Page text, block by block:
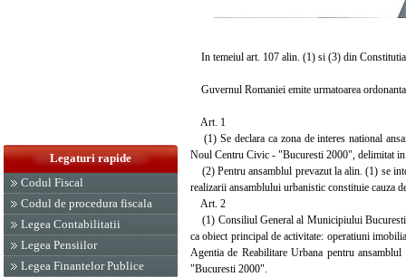
Legaturi rapide
Codul Fiscal
Codul de procedura fiscala
Legea Contabilitatii
Legea Pensiilor
Legea Finantelor Publice
In temeiul art. 107 alin. (1) si (3) din
Guvernul Romaniei emite urmatoarea
Art. 1
(1) Se declara ca zona de interes national
Noul Centru Civic - "Bucuresti 2000", delimitat in
(2) Pentru ansamblul prevazut la alin. (1) se
realizarii ansamblului urbanistic constituie cauza
Art. 2
(1) Consiliul General al Municipiului Bucuresti,
ca obiect principal de activitate: operatiuni
Agentia de Reabilitare Urbana pentru
"Bucuresti 2000".